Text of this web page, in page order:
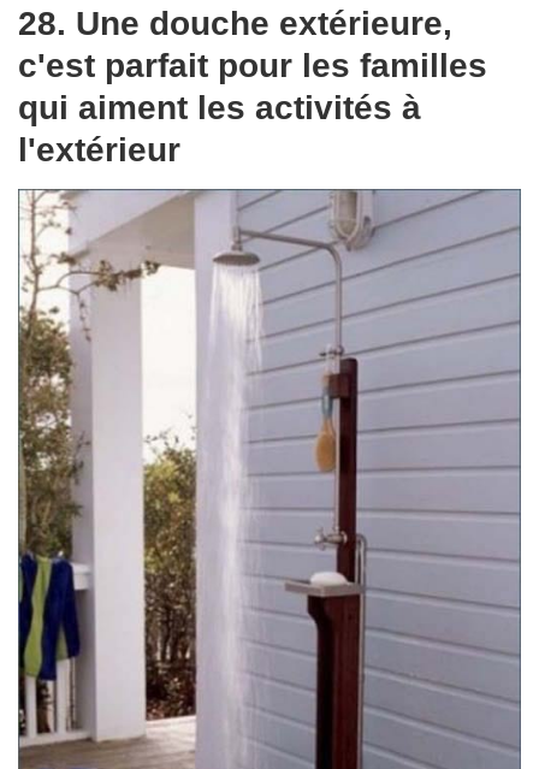
28. Une douche extérieure,
c'est parfait pour les familles
qui aiment les activités à
l'extérieur